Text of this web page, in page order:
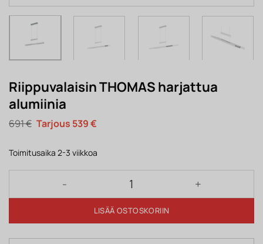
Riippuvalaisin THOMAS harjattua
alumiinia
691€ Alkuperäinen
hinta
691 €.
539€Nykyinen
539 €.
Toimitusaika 2-3 viikkoa
Riippuvalaisin THOMAS harjattua alumiinia määrä
LISÄÄ OSTOSKORIIN